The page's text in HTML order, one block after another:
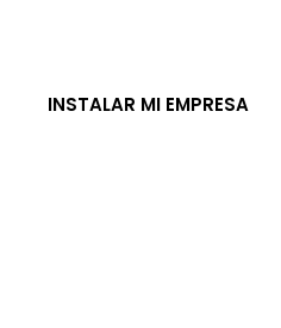
INSTALAR MI EMPRESA